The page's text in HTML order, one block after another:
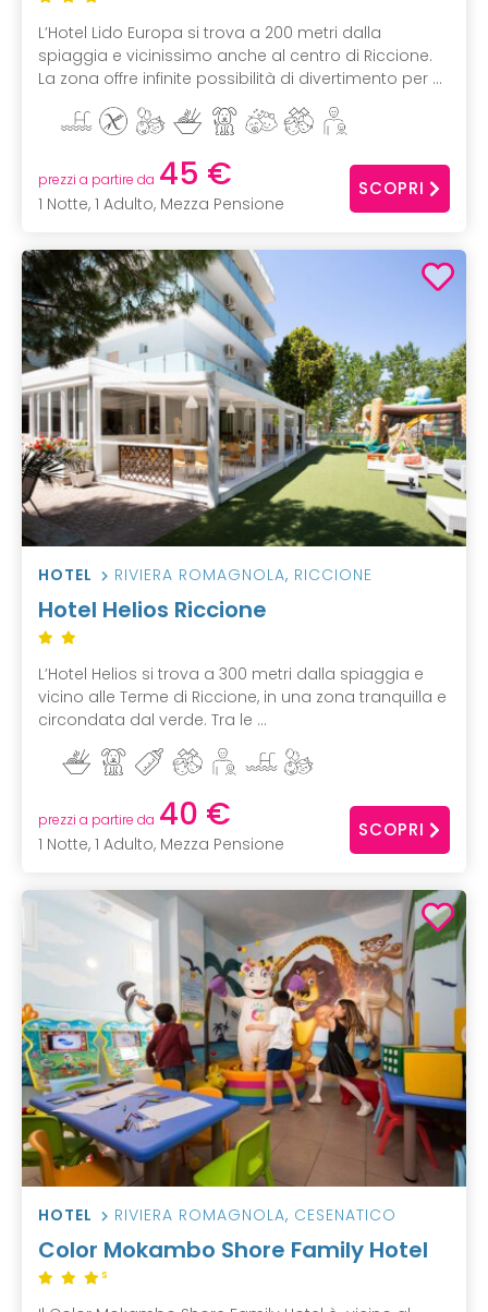
L’Hotel Lido Europa si trova a 200 metri dalla
spiaggia e vicinissimo anche al centro di Riccione.
La zona offre infinite possibilità di divertimento per ...
prezzi a partire da 45 €
1 Notte, 1 Adulto, Mezza Pensione
SCOPRI
HOTEL RIVIERA ROMAGNOLA, RICCIONE
Hotel Helios Riccione
L’Hotel Helios si trova a 300 metri dalla spiaggia e
vicino alle Terme di Riccione, in una zona tranquilla e
circondata dal verde. Tra le ...
prezzi a partire da 40 €
1 Notte, 1 Adulto, Mezza Pensione
SCOPRI
HOTEL RIVIERA ROMAGNOLA, CESENATICO
Color Mokambo Shore Family Hotel
S